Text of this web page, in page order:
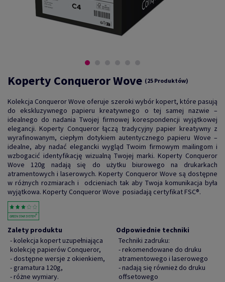
Koperty Conqueror Wove (25 Produktów)
Kolekcja Conqueror Wove oferuje szeroki wybór kopert, które pasują
do ekskluzywnego papieru kreatywnego o tej samej nazwie –
idealnego do nadania Twojej firmowej korespondencji wyjątkowej
elegancji. Koperty Conqueror łączą tradycyjny papier kreatywny z
wyrafinowanym, ciepłym dotykiem autentycznego papieru Wove –
idealne, aby nadać elegancki wygląd Twoim firmowym mailingom i
wzbogacić identyfikację wizualną Twojej marki. Koperty Conqueror
Wove 120g nadają się do użytku biurowego na drukarkach
atramentowych i laserowych. Koperty Conqueror Wove są dostępne
w różnych rozmiarach i odcieniach tak aby Twoja komunikacja była
wyjątkowa. Koperty Conqueror Wove posiadają certyfikat FSC®.
Zalety produktu
- kolekcja kopert uzupełniająca
kolekcję papierów Conqueror,
- dostępne wersje z okienkiem,
- gramatura 120g,
- różne wymiary.
Odpowiednie techniki
Techniki zadruku:
- rekomendowane do druku
atramentowego i laserowego
- nadają się również do druku
offsetowego